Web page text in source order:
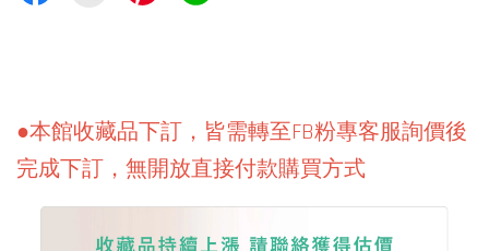
●本館收藏品下訂，皆需轉至FB粉專客服詢價後
完成下訂，無開放直接付款購買方式